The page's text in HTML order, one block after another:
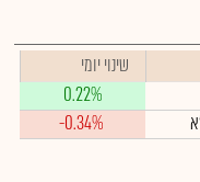
שינוי יומי
0.22%
-0.34%